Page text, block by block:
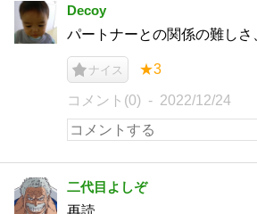
Decoy
パートナーとの関係の難しさ
ナイス ★3
コメント(0) 2022/12/24
二代目よしぞ
再読。